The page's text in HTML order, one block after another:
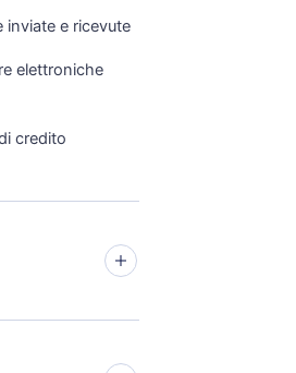
inviate e ricevute
elettroniche
credito